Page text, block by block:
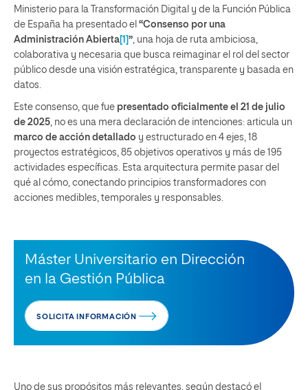
Ministerio para la Transformación Digital y de la Función Pública
de España ha presentado el “Consenso por una
Administración Abierta[1]” , una hoja de ruta ambiciosa,
colaborativa y necesaria que busca reimaginar el rol del sector
público desde una visión estratégica, transparente y basada en
datos.
Este consenso, que fue presentado oficialmente el 21 de julio
de 2025 , no es una mera declaración de intenciones: articula un
marco de acción detallado y estructurado en 4 ejes, 18
proyectos estratégicos, 85 objetivos operativos y más de 195
actividades específicas. Esta arquitectura permite pasar del
qué al cómo, conectando principios transformadores con
acciones medibles, temporales y responsables.
Máster Universitario en Dirección
en la Gestión Pública
SOLICITA INFORMACIÓN
Uno de sus propósitos más relevantes, según destacó el